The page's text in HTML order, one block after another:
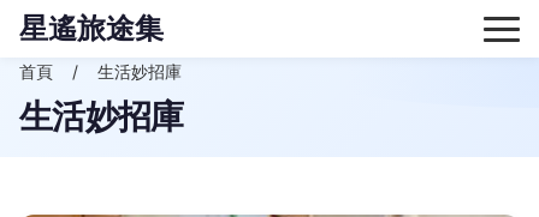
星遙旅途集
首頁 生活妙招庫
生活妙招庫